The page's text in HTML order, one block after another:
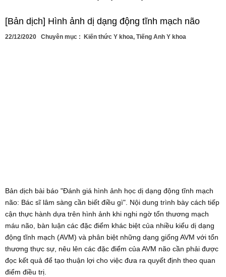
[Bản dịch] Hình ảnh dị dạng động tĩnh mạch não
22/12/2020 Chuyên mục : Kiến thức Y khoa, Tiếng Anh Y khoa
Bản dịch bài báo "Đánh giá hình ảnh học dị dạng động tĩnh mạch
não: Bác sĩ lâm sàng cần biết điều gì". Nội dung trình bày cách tiếp
cận thực hành dựa trên hình ảnh khi nghi ngờ tổn thương mạch
máu não, bàn luận các đặc điểm khác biệt của nhiều kiểu dị dạng
động tĩnh mạch (AVM) và phân biệt những dạng giống AVM với tổn
thương thực sự, nêu lên các đặc điểm của AVM não cần phải được
đọc kết quả để tạo thuận lợi cho việc đưa ra quyết định theo quan
điểm điều trị.